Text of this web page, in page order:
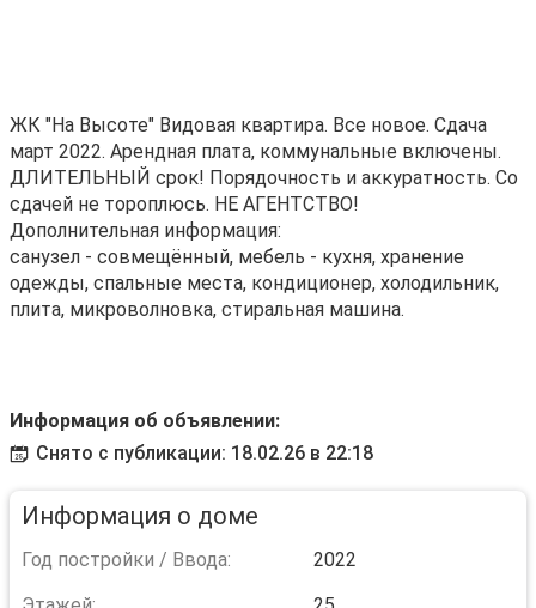
ЖК "На Высоте" Видовая квартира. Все новое. Сдача
март 2022. Арендная плата, коммунальные включены.
ДЛИТЕЛЬНЫЙ срок! Порядочность и аккуратность. Со
сдачей не тороплюсь. НЕ АГЕНТСТВО!
Дополнительная информация:
санузел - совмещённый, мебель - кухня, хранение
одежды, спальные места, кондиционер, холодильник,
плита, микроволновка, стиральная машина.
Информация об объявлении:
Снято с публикации: 18.02.26 в 22:18
Информация о доме
Год постройки / Ввода:
2022